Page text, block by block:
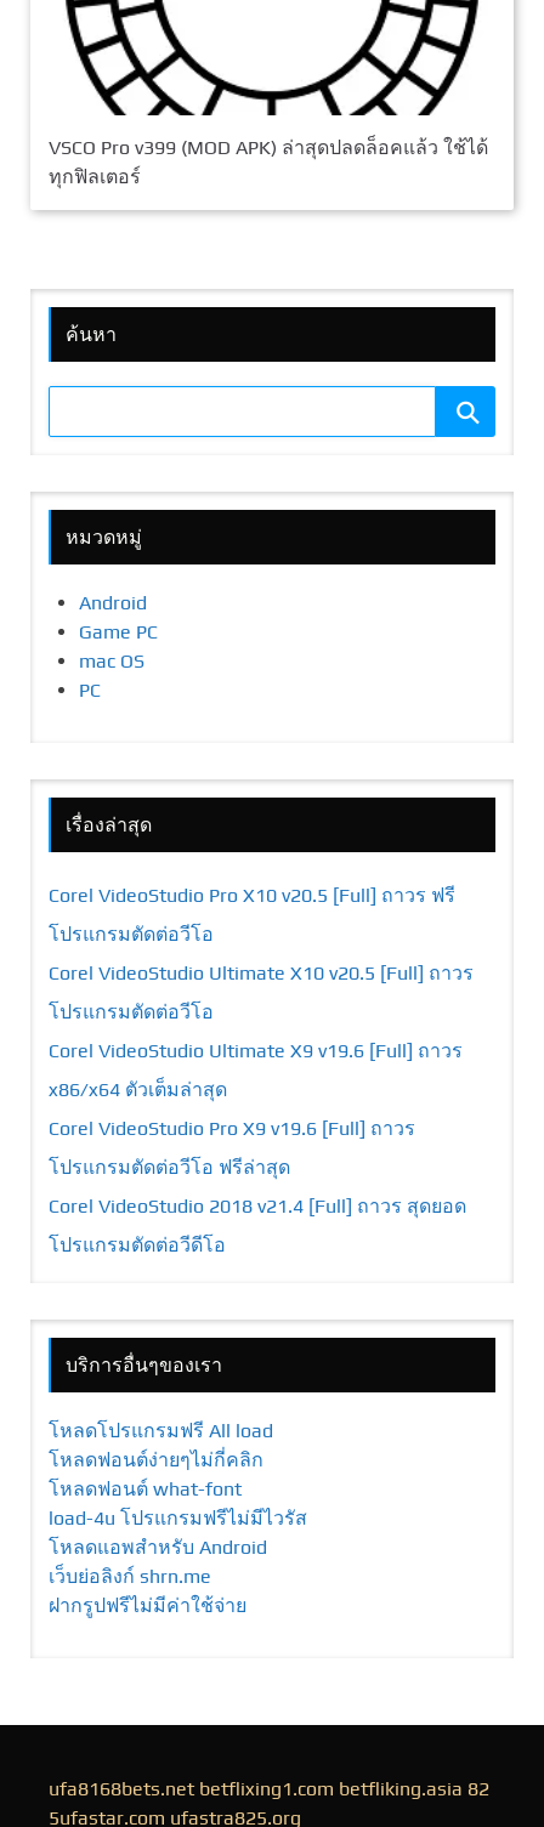
VSCO Pro v399 (MOD APK) ล่าสุดปลดล็อคแล้ว ใช้ได้
ทุกฟิลเตอร์
ค้นหา
หมวดหมู่
Android
Game PC
mac OS
PC
เรื่องล่าสุด
Corel VideoStudio Pro X10 v20.5 [Full] ถาวร ฟรี
โปรแกรมตัดต่อวีโอ
Corel VideoStudio Ultimate X10 v20.5 [Full] ถาวร
โปรแกรมตัดต่อวีโอ
Corel VideoStudio Ultimate X9 v19.6 [Full] ถาวร
x86/x64 ตัวเต็มล่าสุด
Corel VideoStudio Pro X9 v19.6 [Full] ถาวร
โปรแกรมตัดต่อวีโอ ฟรีล่าสุด
Corel VideoStudio 2018 v21.4 [Full] ถาวร สุดยอด
โปรแกรมตัดต่อวีดีโอ
บริการอื่นๆของเรา
โหลดโปรแกรมฟรี All load
โหลดฟอนต์ง่ายๆไม่กี่คลิก
โหลดฟอนต์ what-font
load-4u โปรแกรมฟรีไม่มีไวรัส
โหลดแอพสำหรับ Android
เว็บย่อลิงก์ shrn.me
ฝากรูปฟรีไม่มีค่าใช้จ่าย
ufa8168bets.net betflixing1.com betfliking.asia 82
5ufastar.com ufastra825.org